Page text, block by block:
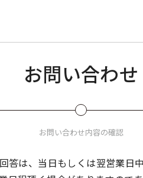
お問い合わせ
お問い合わせ内容の確認
答は、当日もしくは翌営業日